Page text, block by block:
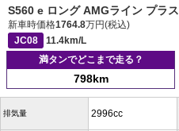
S560 e ロング AMGライン プラス
新車時価格1764.8万円(税込)
JC08
11.4km/L
満タンでどこまで走る？
798km
排気量 2996cc